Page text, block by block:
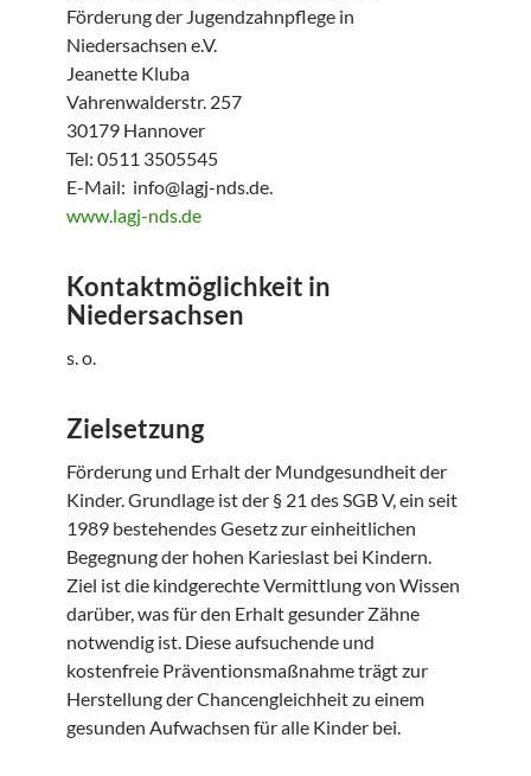
Förderung der Jugendzahnpflege in
Niedersachsen e.V.
Jeanette Kluba
Vahrenwalderstr. 257
30179 Hannover
Tel: 0511 3505545
E-Mail: info@lagj-nds.de.
www.lagj-nds.de
Kontaktmöglichkeit in
Niedersachsen
s. o.
Zielsetzung
Förderung und Erhalt der Mundgesundheit der
Kinder. Grundlage ist der § 21 des SGB V, ein seit
1989 bestehendes Gesetz zur einheitlichen
Begegnung der hohen Karieslast bei Kindern.
Ziel ist die kindgerechte Vermittlung von Wissen
darüber, was für den Erhalt gesunder Zähne
notwendig ist. Diese aufsuchende und
kostenfreie Präventionsmaßnahme trägt zur
Herstellung der Chancengleichheit zu einem
gesunden Aufwachsen für alle Kinder bei.